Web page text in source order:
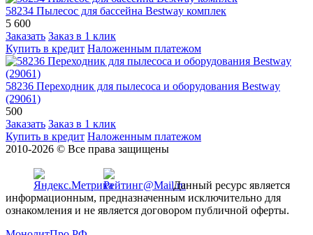
58234 Пылесос для бассейна Bestway комплек
5 600
Заказать Заказ в 1 клик
Купить в кредит Наложенным платежом
58236 Переходник для пылесоса и оборудования Bestway
(29061)
500
Заказать Заказ в 1 клик
Купить в кредит Наложенным платежом
2010-2026 © Все права защищены
Данный ресурс является
информационным, предназначенным исключительно для
ознакомления и не является договором публичной оферты.